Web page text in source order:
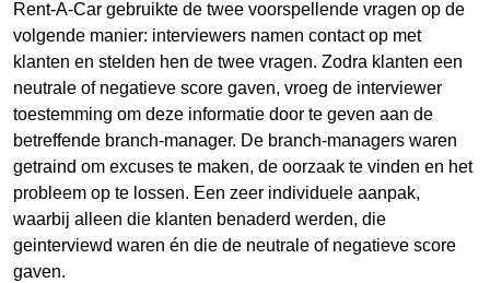
Rent-A-Car gebruikte de twee voorspellende vragen op de
volgende manier: interviewers namen contact op met
klanten en stelden hen de twee vragen. Zodra klanten een
neutrale of negatieve score gaven, vroeg de interviewer
toestemming om deze informatie door te geven aan de
betreffende branch-manager. De branch-managers waren
getraind om excuses te maken, de oorzaak te vinden en het
probleem op te lossen. Een zeer individuele aanpak,
waarbij alleen die klanten benaderd werden, die
geinterviewd waren én die de neutrale of negatieve score
gaven.